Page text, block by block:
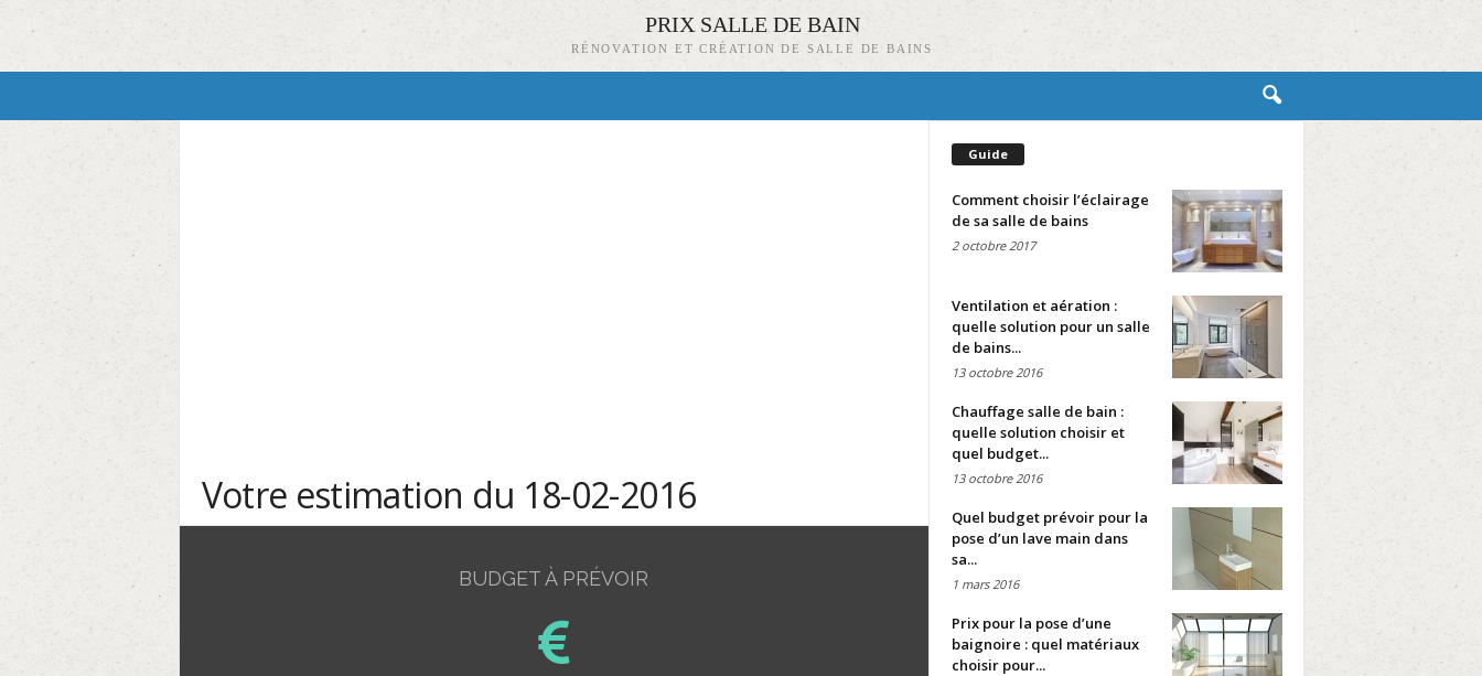
PRIX SALLE DE BAIN
RÉNOVATION ET CRÉATION DE SALLE DE BAINS
Votre estimation du 18-02-2016
BUDGET À PRÉVOIR
Guide
Comment choisir l’éclairage
de sa salle de bains
2 octobre 2017
Ventilation et aération :
quelle solution pour un salle
de bains...
13 octobre 2016
Chauffage salle de bain :
quelle solution choisir et
quel budget...
13 octobre 2016
Quel budget prévoir pour la
pose d’un lave main dans
sa...
1 mars 2016
Prix pour la pose d’une
baignoire : quel matériaux
choisir pour...